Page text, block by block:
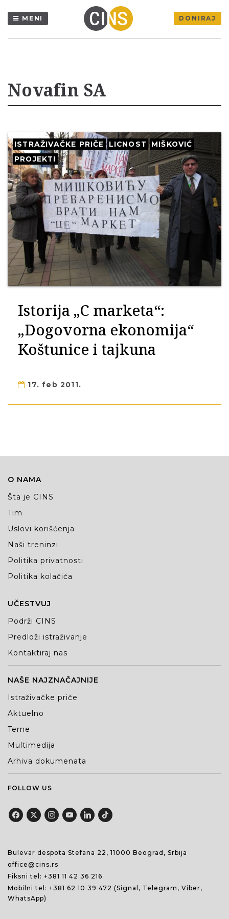
MENI DONIRAJ
Novafin SA
ISTRAŽIVAČKE PRIČE LICNOST
MIŠKOVIĆ
PROJEKTI
Istorija „C marketa“:
„Dogovorna ekonomija“
Koštunice i tajkuna
17. feb 2011.
O NAMA
Šta je CINS
Tim
Uslovi korišćenja
Naši treninzi
Politika privatnosti
Politika kolačića
UČESTVUJ
Podrži CINS
Predloži istraživanje
Kontaktiraj nas
NAŠE NAJZNAČAJNIJE
Istraživačke priče
Aktuelno
Teme
Multimedija
Arhiva dokumenata
FOLLOW US
Bulevar despota Stefana 22, 11000 Beograd, Srbija
office@cins.rs
Fiksni tel: +381 11 42 36 216
Mobilni tel: +381 62 10 39 472 (Signal, Telegram, Viber,
WhatsApp)